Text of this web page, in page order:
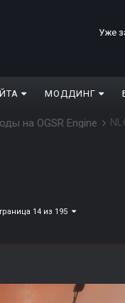
Уже
МОДДИНГ
на OGSR Engine
14 из 195